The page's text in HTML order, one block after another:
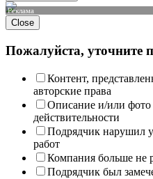
Реклама
Close
Пожалуйста, уточните
Контент,
авторские права
Описание и/или фото
действительности
Подрядчик нарушил
работ
Компания больше не
Подрядчик был